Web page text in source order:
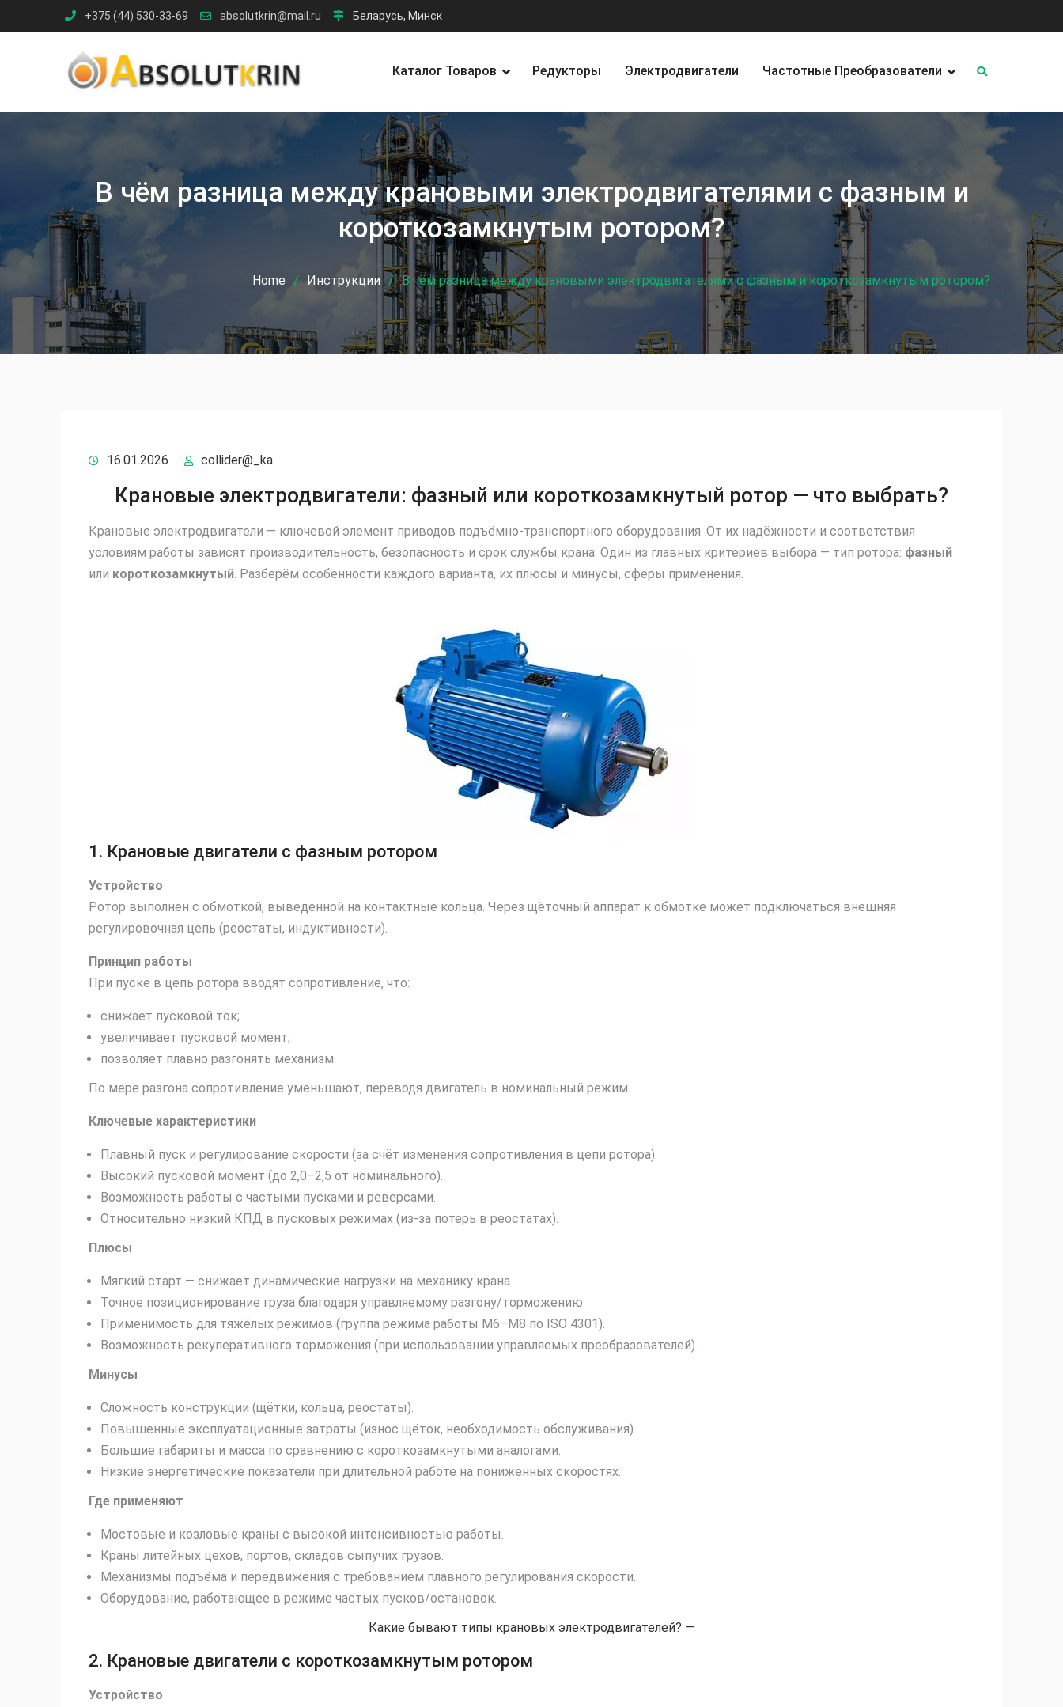
to
+375 (44) 530-33-69 absolutkrin@mail.ru Беларусь, Минск
Каталог Товаров Редукторы Электродвигатели Частотные Преобразователи
В чём разница между крановыми электродвигателями с фазным и
короткозамкнутым ротором?
Home Инструкции В чём разница между крановыми электродвигателями с фазным и короткозамкнутым ротором?
16.01.2026 collider@_ka
Крановые электродвигатели: фазный или короткозамкнутый ротор — что выбрать?
Крановые электродвигатели — ключевой элемент приводов подъёмно‑транспортного оборудования. От их надёжности и соответствия
условиям работы зависят производительность, безопасность и срок службы крана. Один из главных критериев выбора — тип ротора: фазный
или короткозамкнутый . Разберём особенности каждого варианта, их плюсы и минусы, сферы применения.
1. Крановые двигатели с фазным ротором
Устройство
Ротор выполнен с обмоткой, выведенной на контактные кольца. Через щёточный аппарат к обмотке может подключаться внешняя
регулировочная цепь (реостаты, индуктивности).
Принцип работы
При пуске в цепь ротора вводят сопротивление, что:
снижает пусковой ток;
увеличивает пусковой момент;
позволяет плавно разгонять механизм.
По мере разгона сопротивление уменьшают, переводя двигатель в номинальный режим.
Ключевые характеристики
Плавный пуск и регулирование скорости (за счёт изменения сопротивления в цепи ротора).
Высокий пусковой момент (до 2,0–2,5 от номинального).
Возможность работы с частыми пусками и реверсами.
Относительно низкий КПД в пусковых режимах (из‑за потерь в реостатах).
Плюсы
Мягкий старт — снижает динамические нагрузки на механику крана.
Точное позиционирование груза благодаря управляемому разгону/торможению.
Применимость для тяжёлых режимов (группа режима работы M6–M8 по ISO 4301).
Возможность рекуперативного торможения (при использовании управляемых преобразователей).
Минусы
Сложность конструкции (щётки, кольца, реостаты).
Повышенные эксплуатационные затраты (износ щёток, необходимость обслуживания).
Большие габариты и масса по сравнению с короткозамкнутыми аналогами.
Низкие энергетические показатели при длительной работе на пониженных скоростях.
Где применяют
Мостовые и козловые краны с высокой интенсивностью работы.
Краны литейных цехов, портов, складов сыпучих грузов.
Механизмы подъёма и передвижения с требованием плавного регулирования скорости.
Оборудование, работающее в режиме частых пусков/остановок.
Какие бывают типы крановых электродвигателей? —
2. Крановые двигатели с короткозамкнутым ротором
Устройство